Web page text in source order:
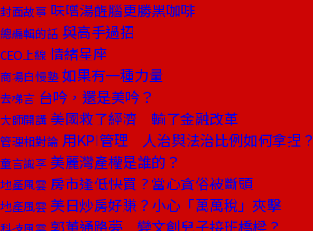
封面故事 味噌湯醒腦更勝黑咖啡
總編輯的話 與高手過招
CEO上線 情緒星座
商場自慢塾 如果有一種力量
去梯言 台吟，還是美吟？
大師開講 美國救了經濟 輸了金融改革
管理相對論 用KPI管理 人治與法治比例如何拿捏？
童言識李 美麗灣產權是誰的？
地產風雲 房市逢低快買？當心貪俗被斷頭
地產風雲 美日炒房好賺？小心「萬萬稅」夾擊
郭董通路夢 變文創兒子接班橋樑？